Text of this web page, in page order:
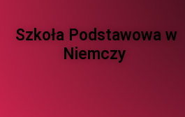
Szkoła Podstawowa w
Niemczy ​